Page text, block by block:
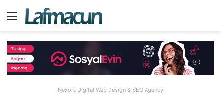
Menü
Nexora Digital Web Design & SEO Agency